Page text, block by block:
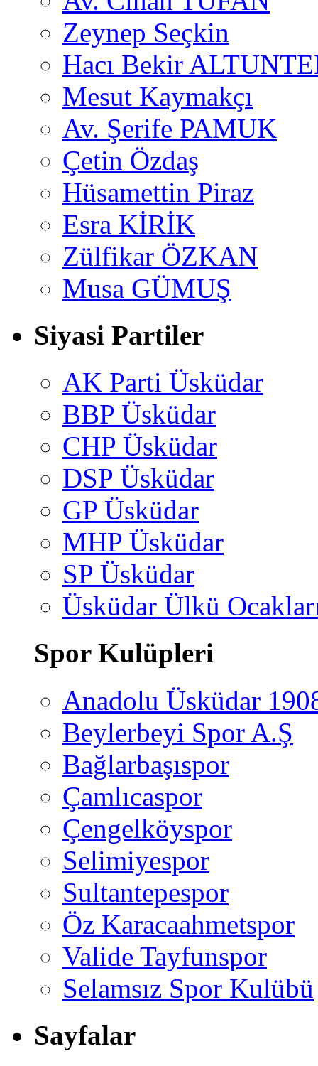
Zeynep Seçkin
Hacı Bekir
Mesut Kaymakçı
Av. Şerife PAMUK
Çetin Özdaş
Hüsamettin Piraz
Esra KİRİK
Zülfikar ÖZKAN
Musa GÜMUŞ
Siyasi Partiler
AK Parti Üsküdar
BBP Üsküdar
CHP Üsküdar
DSP Üsküdar
GP Üsküdar
MHP Üsküdar
SP Üsküdar
Üsküdar Ülkü
Spor Kulüpleri
Anadolu Üsküdar
Beylerbeyi Spor A.Ş
Bağlarbaşıspor
Çamlıcaspor
Çengelköyspor
Selimiyespor
Sultantepespor
Öz Karacaahmetspor
Valide Tayfunspor
Selamsız Spor Kulübü
Sayfalar